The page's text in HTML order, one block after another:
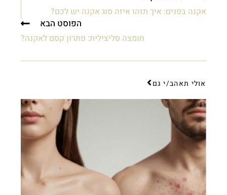
אקנה בפנים: איך תזהו איזה סוג אקנה יש לכם?
הפוסט הבא
חומצה סליצילית: פתרון קסם לאקנה?
אולי תאהב/י גם